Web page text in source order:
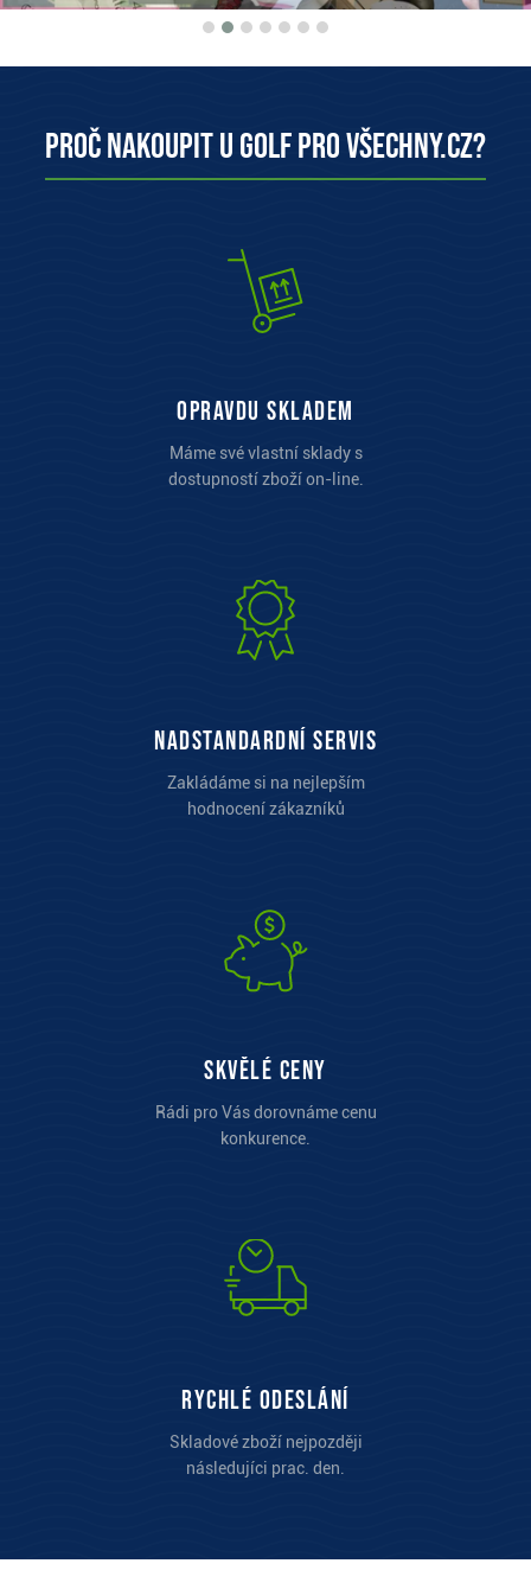
Proč nakoupit u Golf pro všechny.cz?
opravdu skladem
Máme své vlastní sklady s
dostupností zboží on-line.
Nadstandardní servis
Zakládáme si na nejlepším
hodnocení zákazníků
Skvělé ceny
Rádi pro Vás dorovnáme cenu
konkurence.
Rychlé odeslání
Skladové zboží nejpozději
následujíci prac. den.